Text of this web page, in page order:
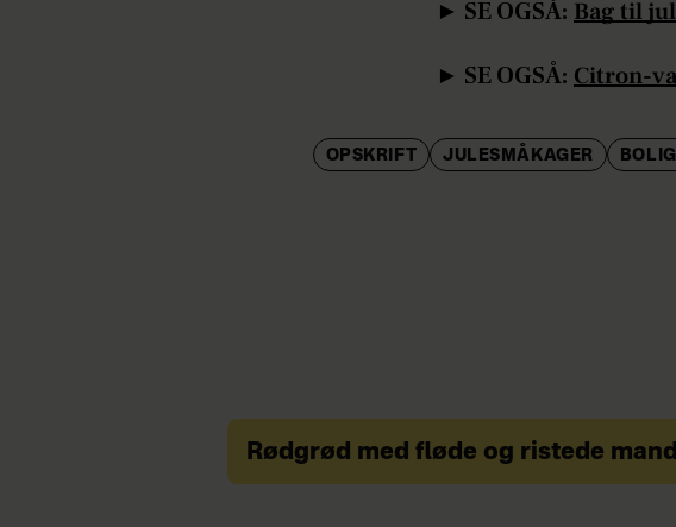
► SE OGSÅ: Bag til
► SE OGSÅ: Citron-
OPSKRIFT JULESMÅKAGER
Rødgrød med fløde og ristede